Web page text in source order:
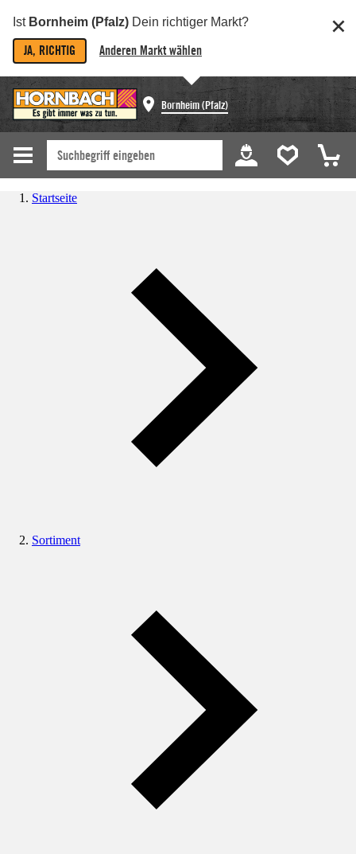
Ist Bornheim (Pfalz) Dein richtiger Markt?
JA, RICHTIG Anderen Markt wählen
Bornheim (Pfalz)
Startseite
Sortiment